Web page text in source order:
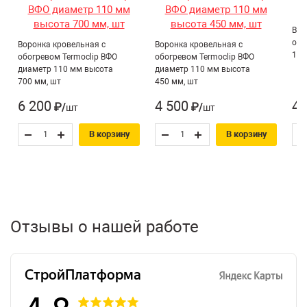
сланцевую посыпку.
прочно удерживается на битуме;
повышает огнезащитные свойства кровли;
отталкивает воду;
продается по доступной цене.
проходов, Посыпка
межрулонных швов,
Ремонт кровельного
покрытия
Тип товара:
плоской кровли
Воронка кровельная с
обогревом Termoclip ВФО
диаметр 110 мм высота
700 мм, шт
6 200 ₽/шт
В корзину
Воронка кровельная с
обогревом Termoclip ВФО
диаметр 110 мм высота
450 мм, шт
4 500 ₽/шт
В корзину
4
Отзывы о нашей работе